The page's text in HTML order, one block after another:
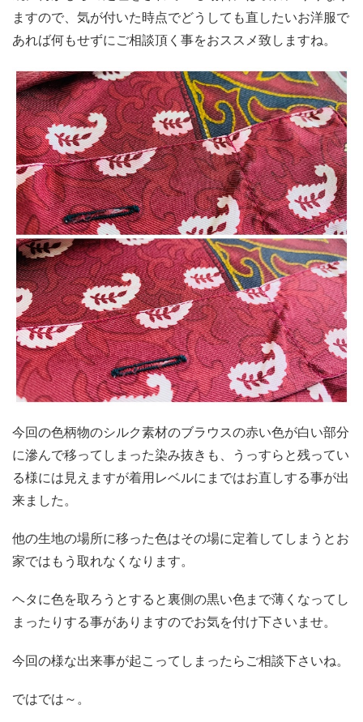
ますので、気が付いた時点でどうしても直したいお洋服で
あれば何もせずにご相談頂く事をおススメ致しますね。
今回の色柄物のシルク素材のブラウスの赤い色が白い部分
に滲んで移ってしまった染み抜きも、うっすらと残ってい
る様には見えますが着用レベルにまではお直しする事が出
来ました。
他の生地の場所に移った色はその場に定着してしまうとお
家ではもう取れなくなります。
ヘタに色を取ろうとすると裏側の黒い色まで薄くなってし
まったりする事がありますのでお気を付け下さいませ。
今回の様な出来事が起こってしまったらご相談下さいね。
ではでは～。